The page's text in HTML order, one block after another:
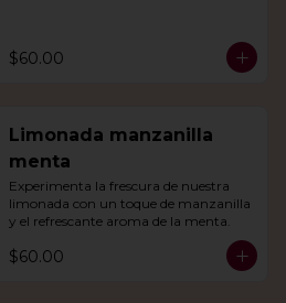
$60.00
Limonada manzanilla
menta
Experimenta la frescura de nuestra
limonada con un toque de manzanilla
y el refrescante aroma de la menta.
$60.00